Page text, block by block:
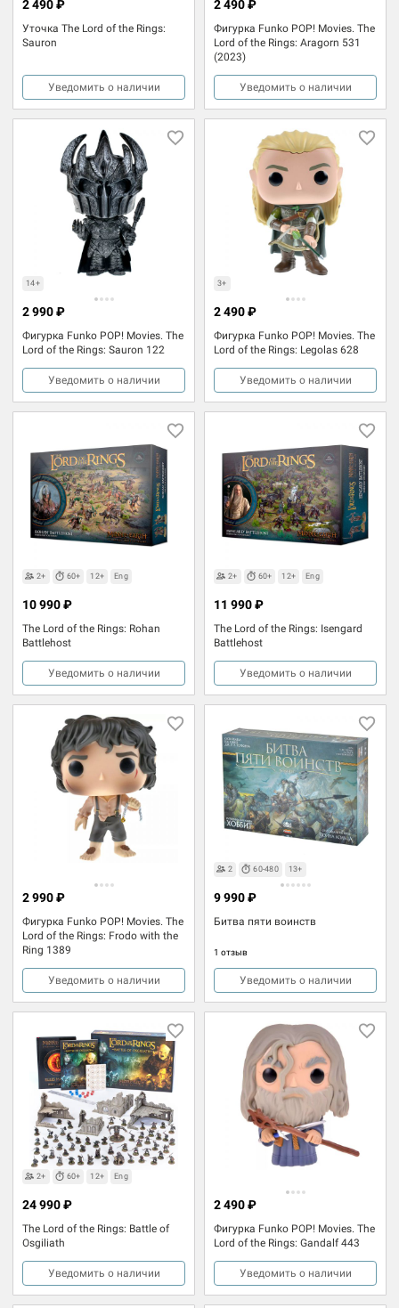
Уточка The Lord of the Rings:
Sauron
2 490 ₽
Уведомить о наличии
Фигурка Funko POP! Movies. The
Lord of the Rings: Aragorn 531
(2023)
2 490 ₽
Уведомить о наличии
14+
Фигурка Funko POP! Movies. The
Lord of the Rings: Sauron 122
2 990 ₽
Уведомить о наличии
3+
Фигурка Funko POP! Movies. The
Lord of the Rings: Legolas 628
2 490 ₽
Уведомить о наличии
2+ 60+ 12+ Eng
The Lord of the Rings: Rohan
Battlehost
10 990 ₽
Уведомить о наличии
2+ 60+ 12+ Eng
The Lord of the Rings: Isengard
Battlehost
11 990 ₽
Уведомить о наличии
Фигурка Funko POP! Movies. The
Lord of the Rings: Frodo with the
Ring 1389
2 990 ₽
Уведомить о наличии
2 60-480 13+
Битва пяти воинств
1 отзыв
9 990 ₽
Уведомить о наличии
2+ 60+ 12+ Eng
The Lord of the Rings: Battle of
Osgiliath
24 990 ₽
Уведомить о наличии
Фигурка Funko POP! Movies. The
Lord of the Rings: Gandalf 443
2 490 ₽
Уведомить о наличии